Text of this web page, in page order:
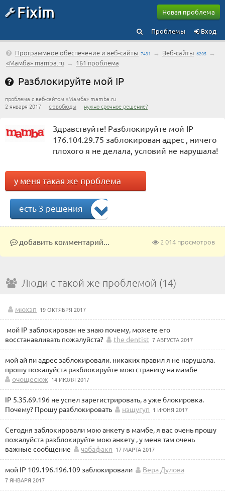
Fixim Новая проблема
Вход
Проблемы
Программное обеспечение и веб-сайты 7431 → Веб-сайты 6205 →
«Мамба» mamba.ru → 161 проблема
Разблокируйте мой IP
проблема с веб-сайтом «Мамба» mamba.ru
2 января 2017 сювобюды нужно срочное решение?
Здравствуйте! Разблокируйте мой IP
176.104.29.75 заблокирован адрес , ничего
плохого я не делала, условий не нарушала!
у меня такая же проблема
есть 3 решения
2 014 просмотров
добавить комментарий...
Люди с такой же проблемой (14)
мюхэп 19 ОКТЯБРЯ 2017
мой IP заблокирован не знаю почему, можете его
восстанавливать пожалуйста?
the dentist 7 АВГУСТА 2017
мой ай пи адрес заблокировали. никаких правил я не нарушала.
прошу пожалуйста разблокируйте мою страницу на мамбе
очощесюж 14 ИЮЛЯ 2017
IP 5.35.69.196 не успел зарегистрировать, а уже блокировка.
Почему? Прошу разблокировать
нэщугуп 1 ИЮНЯ 2017
Сегодня заблокировали мою анкету в мамбе, я вас очень прошу
пожалуйста разблокируйте мою анкету , у меня там очень
важные сообщение
чабафакя 17 МАРТА 2017
мой IP 109.196.196.109 заблокировали Вера Дулова
7 ЯНВАРЯ 2017